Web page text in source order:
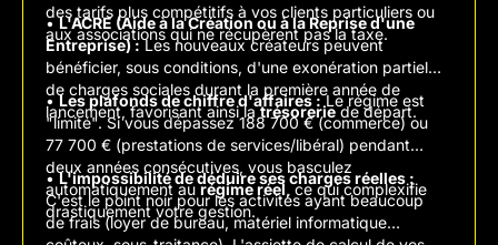
des tarifs plus compétitifs à vos clients particuliers ou
aux associations qui ne récupèrent pas la taxe.
•L'ACRE (Aide à la Création ou à la Reprise d'une
Entreprise) :Les nouveaux créateurs peuvent
bénéficier, sous conditions, d'une exonération partielle
de charges sociales durant la première année de
lancement, favorisant ainsi latrésoreriede départ.
•Les plafonds de chiffre d'affaires :Le régime est
"limité". Si vous dépassez 188 700 € (commerce) ou
77 700 € (prestations de services/libéral) pendant
deux années consécutives, vous basculez
automatiquement aurégime réel, ce qui complexifie
drastiquement votre gestion.
•L'impossibilité de déduire ses charges réelles :
C'est le point noir pour les activités ayant beaucoup
de frais (loyer de bureau, matériel informatique